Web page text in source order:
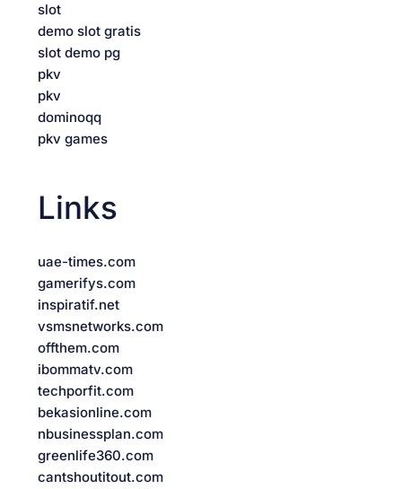
slot
demo slot gratis
slot demo pg
pkv
pkv
dominoqq
pkv games
Links
uae-times.com
gamerifys.com
inspiratif.net
vsmsnetworks.com
offthem.com
ibommatv.com
techporfit.com
bekasionline.com
nbusinessplan.com
greenlife360.com
cantshoutitout.com